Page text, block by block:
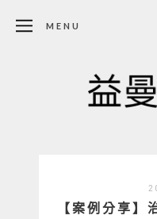
MENU
【案例分享】